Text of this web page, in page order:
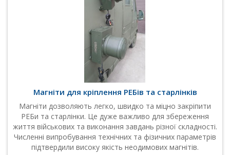
Магніти для кріплення РЕБів та старлінків
Магніти дозволяють легко, швидко та міцно закріпити
РЕБи та старлінки. Це дуже важливо для збереження
життя військових та виконання завдань різної складності.
Численні випробування технічних та фізичних параметрів
підтвердили високу якість неодимових магнітів.